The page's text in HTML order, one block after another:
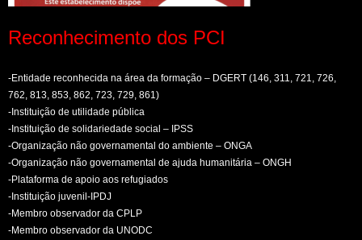
Reconhecimento dos PCI
-Entidade reconhecida na área da formação – DGERT (146, 311, 721, 726,
762, 813, 853, 862, 723, 729, 861)
-Instituição de utilidade pública
-Instituição de solidariedade social – IPSS
-Organização não governamental do ambiente – ONGA
-Organização não governamental de ajuda humanitária – ONGH
-Plataforma de apoio aos refugiados
-Instituição juvenil-IPDJ
-Membro observador da CPLP
-Membro observador da UNODC